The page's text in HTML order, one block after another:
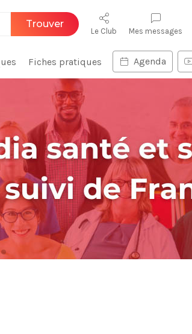
Trouver
Le Club Mes messages
Fiches pratiques Agenda